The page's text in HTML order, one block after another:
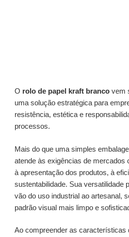
O rolo de papel kraft branco vem
uma solução estratégica para
resistência, estética e
processos.
Mais do que uma simples
atende às exigências de mercados
à apresentação dos produtos, à
sustentabilidade. Sua versatilidade
vão do uso industrial ao artesanal,
padrão visual mais limpo e
Ao compreender as características